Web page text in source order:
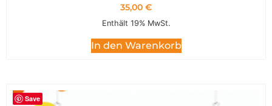
35,00 €
Enthält 19% MwSt.
In den Warenkorb
Save